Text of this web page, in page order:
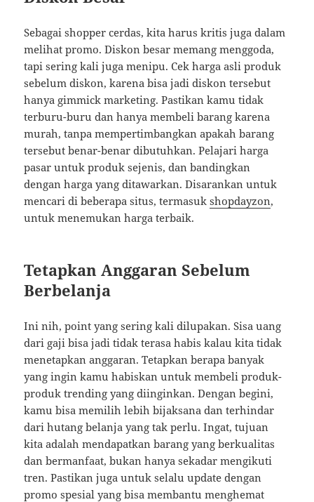
Sebagai shopper cerdas, kita harus kritis juga dalam
melihat promo. Diskon besar memang menggoda,
tapi sering kali juga menipu. Cek harga asli produk
sebelum diskon, karena bisa jadi diskon tersebut
hanya gimmick marketing. Pastikan kamu tidak
terburu-buru dan hanya membeli barang karena
murah, tanpa mempertimbangkan apakah barang
tersebut benar-benar dibutuhkan. Pelajari harga
pasar untuk produk sejenis, dan bandingkan
dengan harga yang ditawarkan. Disarankan untuk
mencari di beberapa situs, termasukshopdayzon,
untuk menemukan harga terbaik.
Tetapkan Anggaran Sebelum
Berbelanja
Ini nih, point yang sering kali dilupakan. Sisa uang
dari gaji bisa jadi tidak terasa habis kalau kita tidak
menetapkan anggaran. Tetapkan berapa banyak
yang ingin kamu habiskan untuk membeli produk-
produk trending yang diinginkan. Dengan begini,
kamu bisa memilih lebih bijaksana dan terhindar
dari hutang belanja yang tak perlu. Ingat, tujuan
kita adalah mendapatkan barang yang berkualitas
dan bermanfaat, bukan hanya sekadar mengikuti
tren. Pastikan juga untuk selalu update dengan
promo spesial yang bisa membantu menghemat